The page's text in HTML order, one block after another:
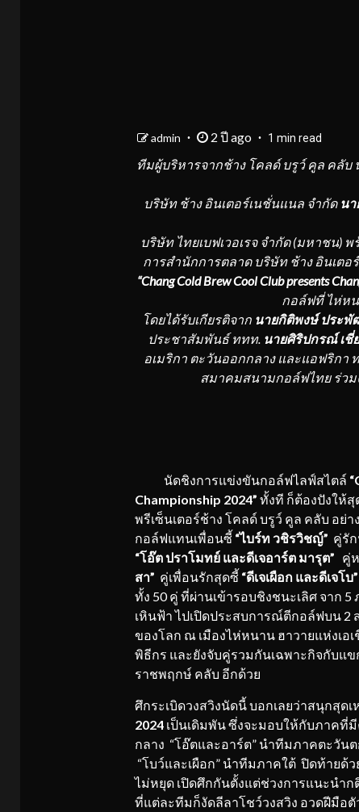
admin 2 ปี ago 1 min read
ทีมผู้บริหารจากช้าง โคลด์ บรูว์ คูล คลับ
บริษัท ช้าง อินเตอร์เนชั่นแนล จำกัด น
บริษัท ไทยเบฟเวอเรจ จำกัด (มหาชน)
การสำนักการตลาด บริษัท ช้าง อินเตอ
“Chang Cold Brew Cool Club presents
กอล์ฟที่ ไห่หน
โดยได้รับเกียรติจาก นายกิติพงษ์ ประพั
ประชาสัมพันธ์ ททท. นายศิริปกรณ์ เชี่
อเมริกา ตะวันออกกลาง และแอฟริกา
สมาคมสนามกอล์ฟไทย ร่ว
นัดชิงการแข่งขันกอล์ฟไลฟ์สไตล์
Championship 2024” ทั้งที ก็ต้องปังให้สุ
พรีเซ็นเตอร์ช้าง โคลด์ บรูว์ คูล คลับ อย่าง
กอล์ฟแทนเพื่อนซี้ “ไบร์ทวชิรวิชญ์” คู่รั
“โอ๊ต ปราโมทย์ และดีเจอาร์ต มารุต” คู่
สา” คู่เพื่อนรักสุดซี้ “ดีเจเผือก และดีเจโบ”
ทั้ง 50 คู่ ที่ผ่านเข้ารอบชิงชนะเลิศ จาก
เหินฟ้า ไปเปิดประสบการณ์ตีกอล์ฟบน 2
ของโลก ณ เมืองไห่หนาน ฮาวายแห่งเอ
พิธีกร และยังจับคู่รวมกันเฉพาะกิจกับแข
ราชพฤกษ์ คลับ อีกด้วย
ศึกระเบิดวงสวิงนัดนี้ บอกเลยว่าสนุกสุด
2024เป็นเดิมพัน ซึ่งจะมอบให้กับภาคที่
กลาง “โอ๊ตและอาร์ต” นำทีมภาคตะวัน
“โบว์และเผือก” นำทีมภาคใต้ ปิดท้ายด้
ไม่หยุด เปิดศึกกันตั้งแต่ช่วงการแนะนำ
ที่แต่ละทีมก็งัดลีลาโชว์วงสวิง อวดฝีมือตั